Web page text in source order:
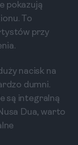
pokazują
To
przy
nacisk na
dumni.
są integralną
Dua, warto